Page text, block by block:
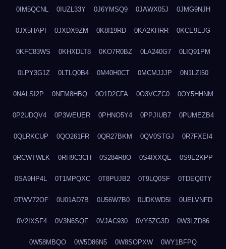
0IM5QCNL 0IUZL33Y 0J6YMSQ9 0JAWX05J 0JMG9NJH
0JX5HAPI 0JXDX9ZM 0K8I19RD 0KA2KHRR 0KCE9EJG
0KFC83WS 0KHXDLT8 0KO7R0BZ 0LA240G7 0LIQ91PM
0LPY3G1Z 0LTLQ0B4 0M40H0CT 0MCMJJJP 0N1LZI50
0NALSI2P 0NFM8HBQ 0O1D2CFA 0O3VCZC0 0OY5HHNM
0P2UDQV4 0P3WEUER 0PHNO5Y4 0PPJIUB7 0PUMEZB4
0QLRKCUP 0QO261FR 0QR27BKM 0QV0STGJ 0R7FXEI4
0RCWTWLK 0RH9C3CH 0S284R8O 0S4IXXQE 0S9E2KPP
0SA9HP4L 0T1MPQXC 0T8PUJB2 0T9LQ0SF 0TDEQ0TY
0TWV72OF 0U01AD7B 0U56W7B0 0UDKWD5I 0UELVNFD
0V2IXSF4 0V3N6SQF 0VJAC930 0VY5ZG3D 0W3LZD86
0W58MBQO 0W5D86N5 0W8SOPXW 0WY1BFPQ